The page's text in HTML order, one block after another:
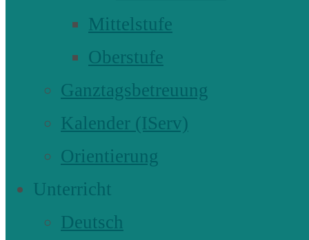
Mittelstufe
Oberstufe
Ganztagsbetreuung
Kalender (IServ)
Orientierung
Unterricht
Deutsch